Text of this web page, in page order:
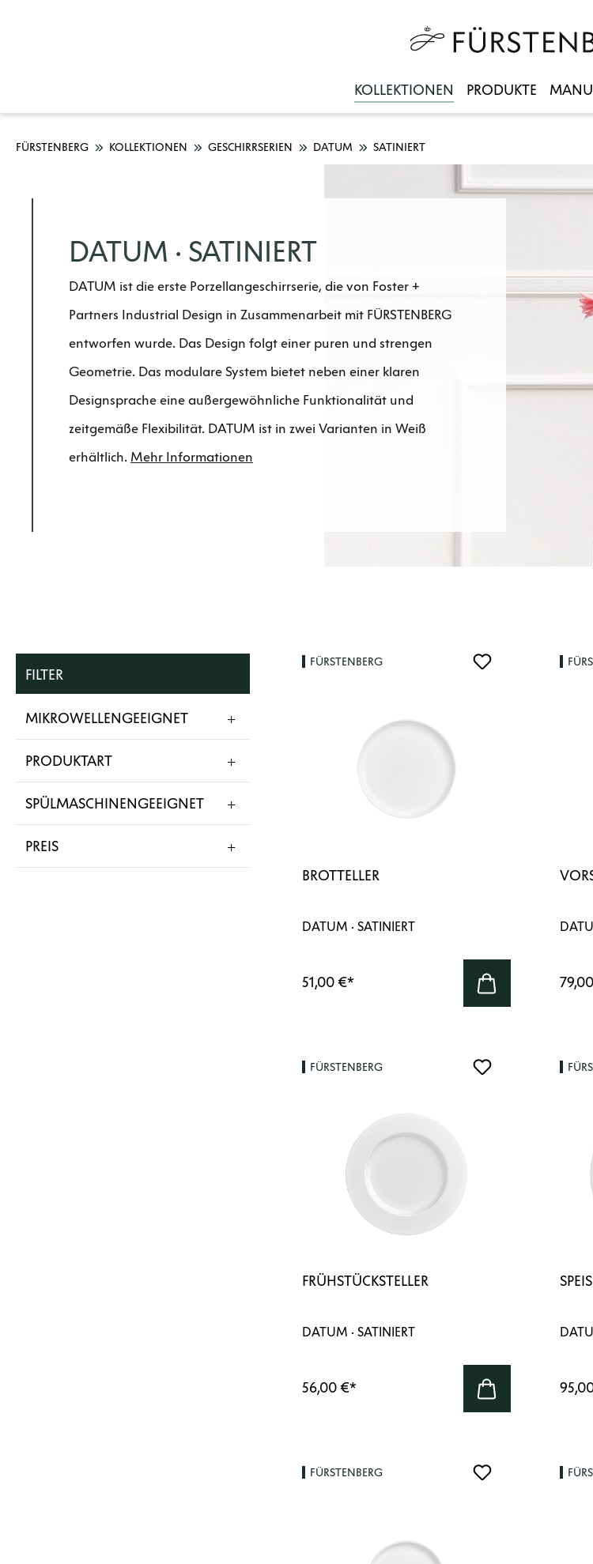
KOLLEKTIONEN PRODUKTE
FÜRSTENBERG KOLLEKTIONEN GESCHIRRSERIEN DATUM SATINIERT
DATUM · SATINIERT
DATUM ist die erste Porzellangeschirrserie, die von Foster +
Partners Industrial Design in Zusammenarbeit mit FÜRSTENBERG
entworfen wurde. Das Design folgt einer puren und strengen
Geometrie. Das modulare System bietet neben einer klaren
Designsprache eine außergewöhnliche Funktionalität und
zeitgemäße Flexibilität. DATUM ist in zwei Varianten in Weiß
erhältlich. Mehr Informationen
FILTER
MIKROWELLENGEEIGNET
PRODUKTART
SPÜLMASCHINENGEEIGNET
PREIS
FÜRSTENBERG
BROTTELLER
DATUM · SATINIERT
51,00 €*
FÜRSTENBERG
FRÜHSTÜCKSTELLER
DATUM · SATINIERT
56,00 €*
FÜRSTENBERG